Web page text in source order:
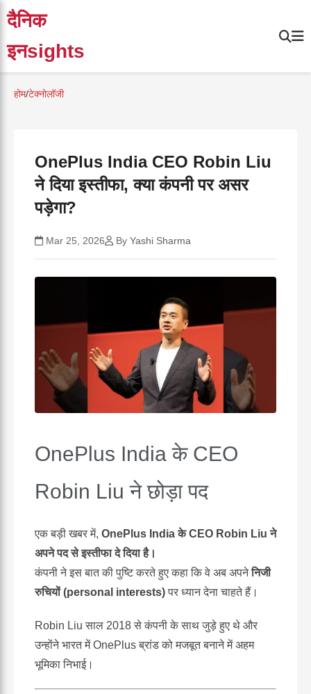
दैनिक
इनsights
होम/टेक्नोलॉजी
OnePlus India CEO Robin Liu
ने दिया इस्तीफा, क्या कंपनी पर असर
पड़ेगा?
Mar 25, 2026 By Yashi Sharma
OnePlus India के CEO
Robin Liu ने छोड़ा पद
एक बड़ी खबर में, OnePlus India के CEO Robin Liu ने
अपने पद से इस्तीफा दे दिया है।
कंपनी ने इस बात की पुष्टि करते हुए कहा कि वे अब अपनेनिजी
रुचियों (personal interests)पर ध्यान देना चाहते हैं।
Robin Liu साल 2018 से कंपनी के साथ जुड़े हुए थे और
उन्होंने भारत में OnePlus ब्रांड को मजबूत बनाने में अहम
भूमिका निभाई।